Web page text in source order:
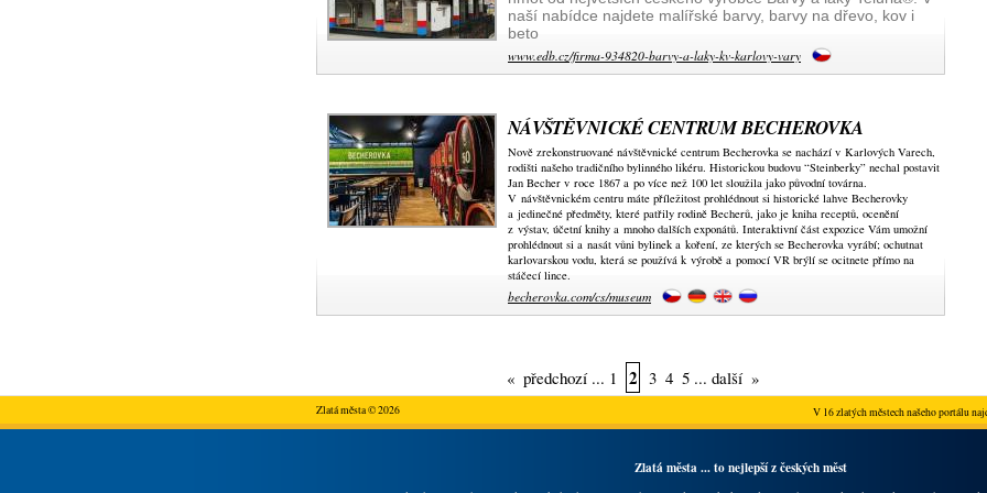
naší nabídce najdete malířské barvy, barvy na dřevo, kov i
beto
www.edb.cz/firma-934820-barvy-a-laky-kv-karlovy-vary
NÁVŠTĚVNICKÉ CENTRUM BECHEROVKA
Nově zrekonstruované návštěvnické centrum Becherovka se nachází v Karlových Varech,
rodišti našeho tradičního bylinného likéru. Historickou budovu “Steinberky” nechal postavit
Jan Becher v roce 1867 a po více než 100 let sloužila jako původní továrna.
V návštěvnickém centru máte příležitost prohlédnout si historické lahve Becherovky
a jedinečné předměty, které patřily rodině Becherů, jako je kniha receptů, ocenění
z výstav, účetní knihy a mnoho dalších exponátů. Interaktivní část expozice Vám umožní
prohlédnout si a nasát vůni bylinek a koření, ze kterých se Becherovka vyrábí; ochutnat
karlovarskou vodu, která se používá k výrobě a pomocí VR brýlí se ocitnete přímo na
stáčecí lince.
becherovka.com/cs/museum
« předchozí ... 1 2 3 4 5 ... další »
Zlatá města © 2026 V 16 zlatých městech našeho portálu
Zlatá města ... to nejlepší z českých měst